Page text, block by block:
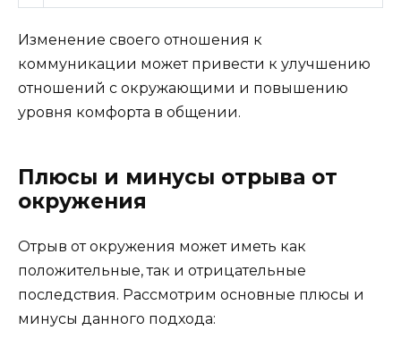
Изменение своего отношения к
коммуникации может привести к улучшению
отношений с окружающими и повышению
уровня комфорта в общении.
Плюсы и минусы отрыва от
окружения
Отрыв от окружения может иметь как
положительные, так и отрицательные
последствия. Рассмотрим основные плюсы и
минусы данного подхода: